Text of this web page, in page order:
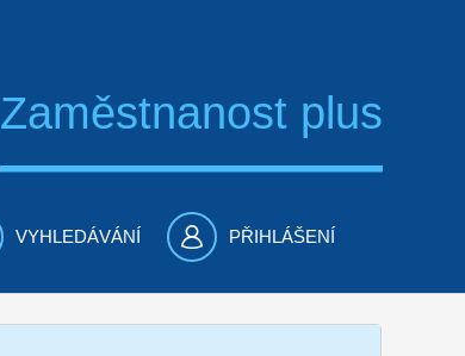
Zaměstnanost plus
VYHLEDÁVÁNÍ PŘIHLÁŠENÍ